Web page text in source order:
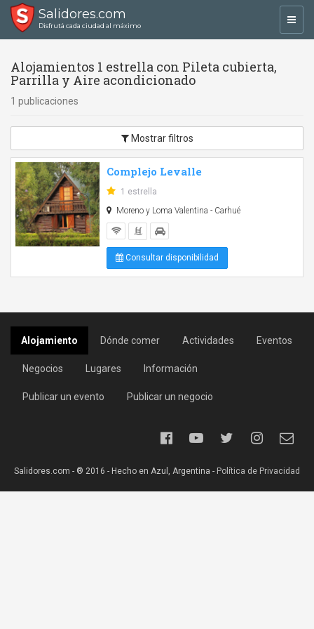
Salidores.com
Disfrutá cada ciudad al máximo
Alojamientos 1 estrella con Pileta cubierta,
Parrilla y Aire acondicionado
1 publicaciones
Mostrar filtros
Complejo Levalle
1 estrella
Moreno y Loma Valentina - Carhué
Consultar disponibilidad
Alojamiento Dónde comer Actividades Eventos
Negocios Lugares Información
Publicar un evento Publicar un negocio
Salidores.com - ® 2016 - Hecho en Azul, Argentina - Política de Privacidad